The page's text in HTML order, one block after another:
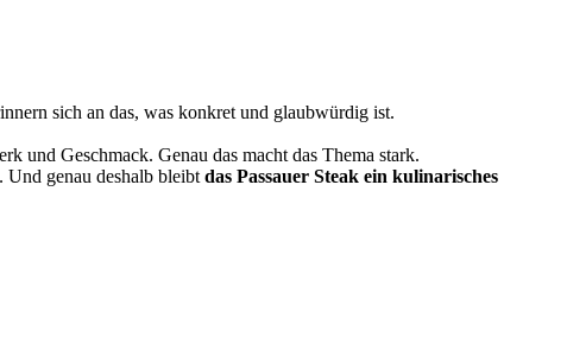
sich an das, was konkret und glaubwürdig ist.
und Geschmack. Genau das macht das Thema stark.
Und genau deshalb bleibt das Passauer Steak ein kulinarisches